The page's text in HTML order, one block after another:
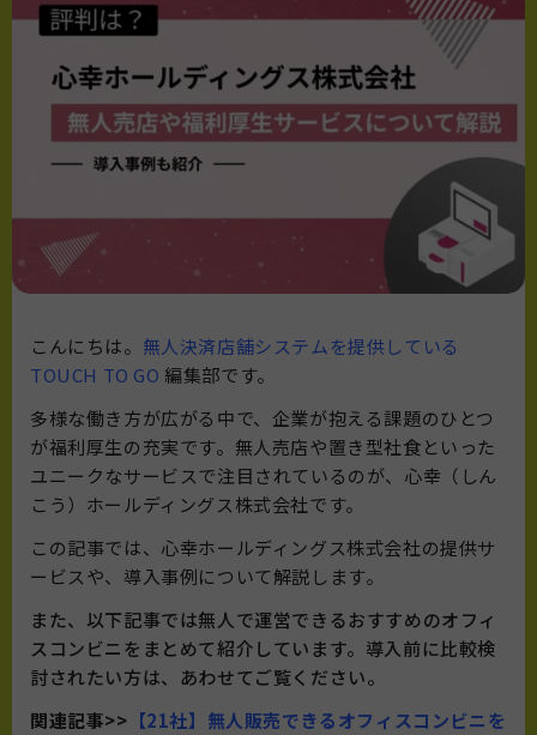
こんにちは。 無人決済店舗システムを提供している
TOUCH TO GO 編集部です。
多様な働き方が広がる中で、企業が抱える課題のひとつ
が福利厚生の充実です。無人売店や置き型社食といった
ユニークなサービスで注目されているのが、心幸（しん
こう）ホールディングス株式会社です。
この記事では、心幸ホールディングス株式会社の提供サ
ービスや、導入事例について解説します。
また、以下記事では無人で運営できるおすすめのオフィ
スコンビニをまとめて紹介しています。導入前に比較検
討されたい方は、あわせてご覧ください。
関連記事>> 【21社】無人販売できるオフィスコンビニを